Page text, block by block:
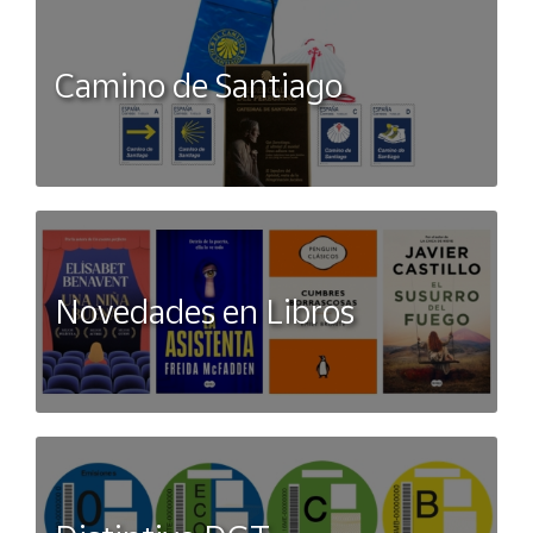
Premio de Novela de la Academia Francesa, el Premio Lire a
la mejor novela en lengua francesa y, en España, fue elegida
Mejor Libro del Año por los lectores de
Premio Qué Leer al mejor libro traducido y el XX Premio San
Clemente, otorgado por los alumnos de bachillerato de
varios institutos de Galicia. Traducida con gran éxito a
cuarenta y dos idiomas, se ha convertido en un fenómeno
literario global y conforma, junto aEl Libro de los Baltimore
(Alfaguara, 2016) y
El caso Alaska Sanders
(Alfaguara,
2022), la trilogía protagonizada por el personaje Marcus
Goldman. Alfaguara también ha publicado su relatoEl Tigre
(2017) y sus novelasLa desaparición de Stephanie Mailer
(2018) y El enigma de la habitación 622 (2020).Un animal
salvajees su última obra.
Especificaciones
ISBN 9788420476841
Camino de Santiago
Novedades en Libros